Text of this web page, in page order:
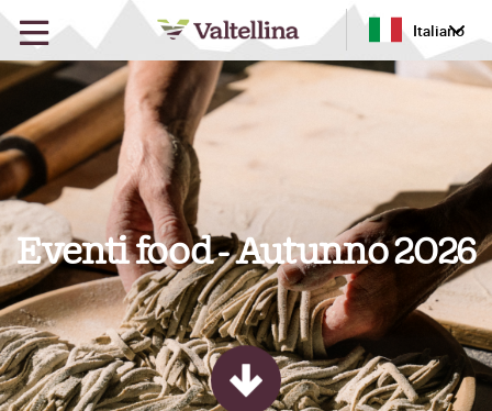
Italiano
Eventi food - Autunno 2026